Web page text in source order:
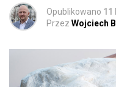
Opublikowano 11
Przez Wojciech